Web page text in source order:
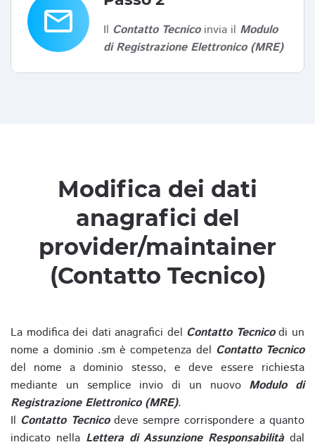
email Il Contatto Tecnicoinvia il Modulo
di Registrazione Elettronico (MRE)
Modifica dei dati
anagrafici del
provider/maintainer
(Contatto Tecnico)
La modifica dei dati anagrafici del Contatto Tecnicodi un
nome a dominio .sm è competenza del Contatto Tecnico
del nome a dominio stesso, e deve essere richiesta
mediante un semplice invio di un nuovo Modulo di
Registrazione Elettronico (MRE).
Il Contatto Tecnicodeve sempre corrispondere a quanto
indicato nella Lettera di Assunzione Responsabilitàdal